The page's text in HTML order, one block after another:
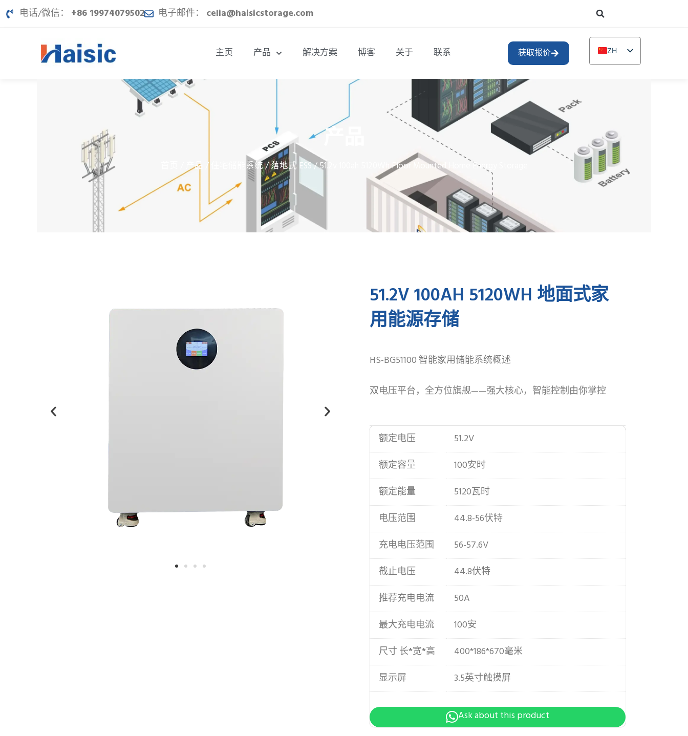
跳
至
电话/微信： +86 19974079502 电子邮件： celia@haisicstorage.com
主页 产品 解决方案 博客 关于 联系 获取报价
ZH
EN
FR
RU
AR
PL
产品
产品 / 住宅储能系统/落地式 ESS/ 51.2v 100ah 5120Wh Floor Mounted Home Energy Storage
51.2V 100AH 5120WH 地面式家
用能源存储
HS-BG51100 智能家用储能系统概述
双电压平台，全方位旗舰——强大核心，智能控制由你掌控
额定电压
51.2V
额定容量
100安时
额定能量
5120瓦时
电压范围
44.8-56伏特
充电电压范围
56-57.6V
截止电压
44.8伏特
推荐充电电流
50A
最大充电电流
100安
尺寸 长*宽*高
400*186*670毫米
显示屏
3.5英寸触摸屏
Ask about this product